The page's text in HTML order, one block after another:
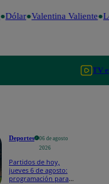
Dólar Valentina Valiente
TV
Deportes
06 de agosto
2026
Partidos de hoy,
jueves 6 de agosto:
programación para